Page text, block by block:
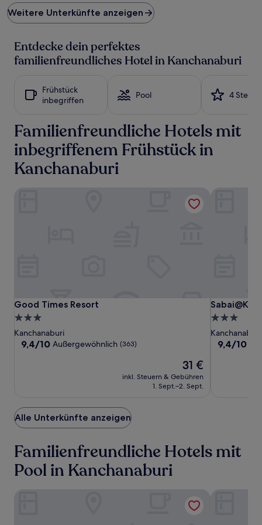
pro
Nacht,
den
letzten
einen
1 Übernachtung
von
2 Erwachsenen
gefunden
wurde.
und
Weitere Unterkünfte anzeigen
Entdecke dein perfektes
familienfreundliches Hotel in Kanchanaburi
Frühstück
inbegriffen
Pool 4 Sterne
Familienfreundliche Hotels mit
inbegriffenem Frühstück in
Kanchanaburi
Good
Times
Resort
Good
Times
Resort
Good Times Resort
Good Times Resort
3.0-
Sterne-
Unterkunft
Kanchanaburi
9.4
9,4/10 Außergewöhnlich (363)
Der
Preis
beträgt
31 €
inkl. Steuern & Gebühren
1. Sept.–2. Sept.
Good Times Resort
Sabai@Kan
Resort
Sabai@Kan
3.0-
Sterne-
Unterkunft
Kanchanaburi
9.4
9,4/10
Alle Unterkünfte anzeigen
Familienfreundliche Hotels mit
Pool in Kanchanaburi
Good Times Resort